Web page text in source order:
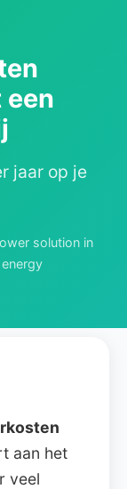
een
jaar op je
solution in
energy
aan het
veel